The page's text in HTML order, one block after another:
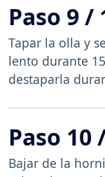
Paso 9 /
Tapar la olla y
lento durante
destaparla
Paso 10
Bajar de la